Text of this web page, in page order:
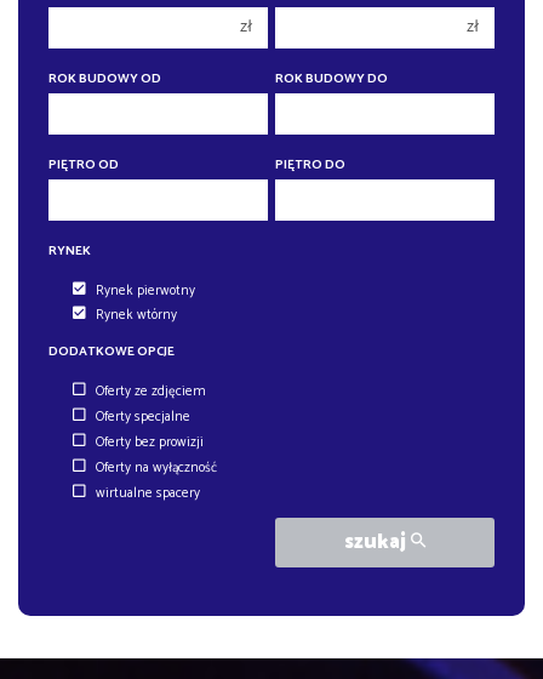
6 pokoi
6 pokoi
zł zł
ROK BUDOWY OD ROK BUDOWY DO
PIĘTRO OD PIĘTRO DO
RYNEK
Rynek pierwotny
Rynek wtórny
DODATKOWE OPCJE
Oferty ze zdjęciem
Oferty specjalne
Oferty bez prowizji
Oferty na wyłączność
wirtualne spacery
szukaj